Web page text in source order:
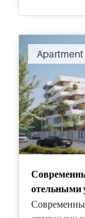
Apartment
отельными